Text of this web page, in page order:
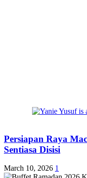
Persiapan Raya
Sentiasa Disisi
March 10, 2026 1